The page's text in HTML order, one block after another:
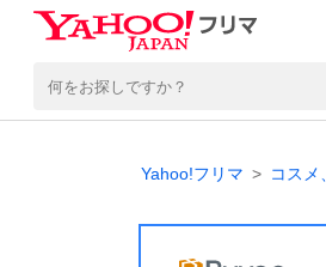
Yahoo!フリマ コスメ